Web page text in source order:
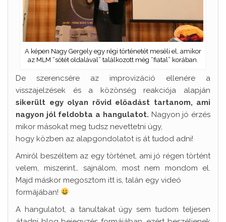
A képen Nagy Gergely egy régi történetét meséli el, amikor
az MLM “sötét oldalával” találkozott még “fiatal” korában.
De szerencsére az improvizáció ellenére a
visszajelzések és a közönség reakciója alapján
sikerült egy olyan rövid előadást tartanom, ami
nagyon jól feldobta a hangulatot. Nagyon jó érzés
mikor másokat meg tudsz nevettetni úgy,
hogy közben az alapgondolatot is át tudod adni!
Amiről beszéltem az egy történet, ami jó régen történt
velem, miszerint… sajnálom, most nem mondom el.
Majd máskor megosztom itt is, talán egy videó
formájában!
A hangulatot, a tanultakat úgy sem tudom teljesen